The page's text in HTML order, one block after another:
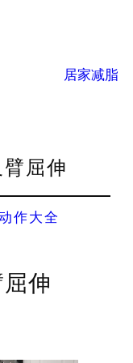
居家减脂
屈伸
作大全
伸